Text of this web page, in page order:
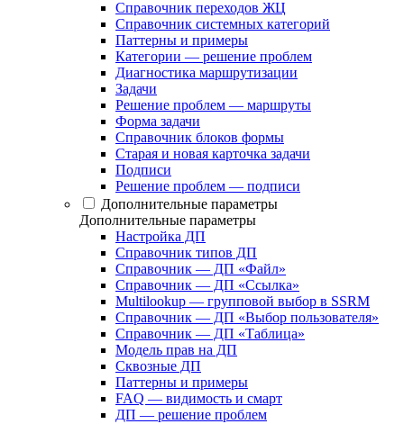
Справочник переходов ЖЦ
Справочник системных категорий
Паттерны и примеры
Категории — решение проблем
Диагностика маршрутизации
Задачи
Решение проблем — маршруты
Форма задачи
Справочник блоков формы
Старая и новая карточка задачи
Подписи
Решение проблем — подписи
Дополнительные параметры
Дополнительные параметры
Настройка ДП
Справочник типов ДП
Справочник — ДП «Файл»
Справочник — ДП «Ссылка»
Multilookup — групповой выбор в SSRM
Справочник — ДП «Выбор пользователя»
Справочник — ДП «Таблица»
Модель прав на ДП
Сквозные ДП
Паттерны и примеры
FAQ — видимость и смарт
ДП — решение проблем